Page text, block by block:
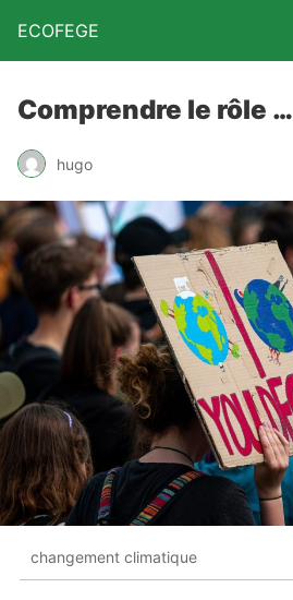
ECOFEGE
Comprendre le rôle …
hugo
changement climatique